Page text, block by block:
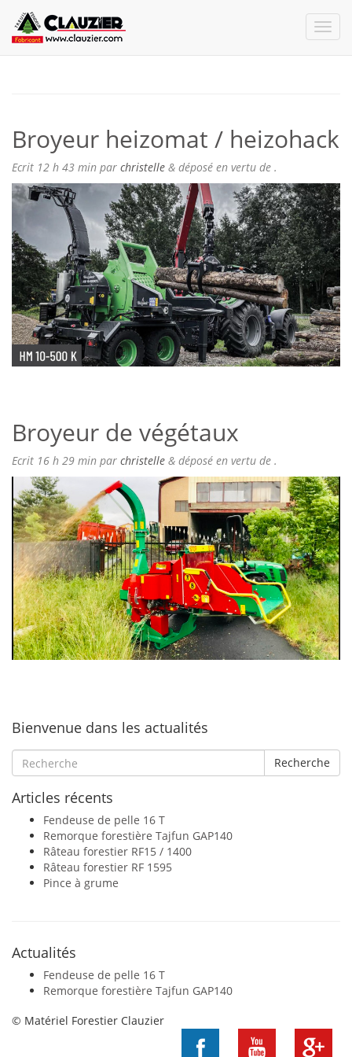
Broyeur heizomat / heizohack
Ecrit 12 h 43 min par christelle & déposé en vertu de .
Broyeur de végétaux
Ecrit 16 h 29 min par christelle & déposé en vertu de .
Bienvenue dans les actualités
Recherche
Articles récents
Fendeuse de pelle 16 T
Remorque forestière Tajfun GAP140
Râteau forestier RF15 / 1400
Râteau forestier RF 1595
Pince à grume
Actualités
Fendeuse de pelle 16 T
Remorque forestière Tajfun GAP140
© Matériel Forestier Clauzier